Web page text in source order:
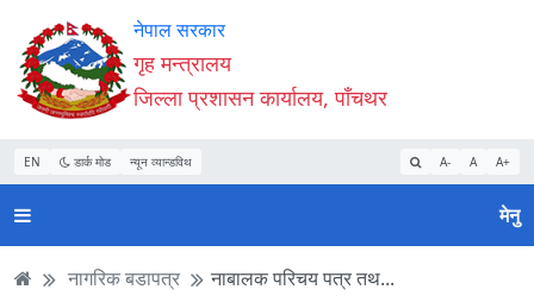
Accessibility
Mode
सुरु
गर्नुहोस्
सामाग्री
पढ्नुहाेस्
नेभिगेसन
पढ्नुहाेस्
वेबसाइट
खोजमा
जानुहोस्
नेपाल सरकार
गृह मन्त्रालय
जिल्ला प्रशासन कार्यालय, पाँचथर
EN डार्क मोड न्यून व्यान्डविथ A- A A+
मेनु
नागरिक बडापत्र नाबालक परिचय पत्र तथ...